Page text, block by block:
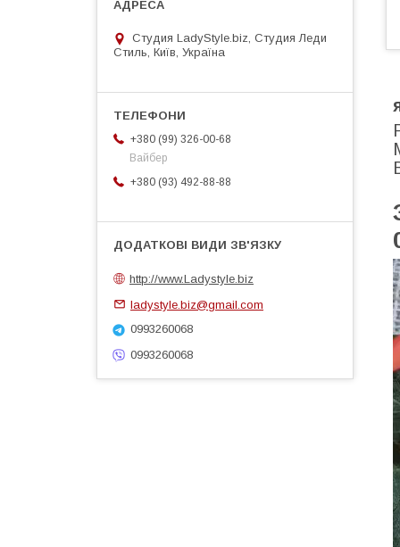
Студия LadyStyle.biz, Студия Леди
Стиль, Київ, Україна
+380 (99) 326-00-68
Вайбер
+380 (93) 492-88-88
http://www.Ladystyle.biz
ladystyle.biz@gmail.com
0993260068
0993260068